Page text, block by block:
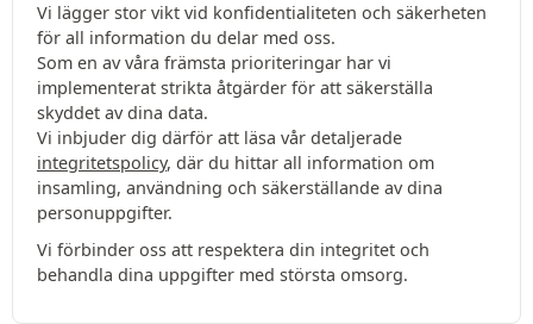
Vi lägger stor vikt vid konfidentialiteten och säkerheten
för all information du delar med oss.
Som en av våra främsta prioriteringar har vi
implementerat strikta åtgärder för att säkerställa
skyddet av dina data.
Vi inbjuder dig därför att läsa vår detaljerade
integritetspolicy, där du hittar all information om
insamling, användning och säkerställande av dina
personuppgifter.
Vi förbinder oss att respektera din integritet och
behandla dina uppgifter med största omsorg.